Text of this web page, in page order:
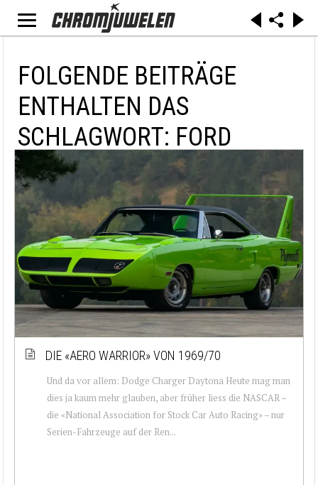
FOLGENDE BEITRÄGE
ENTHALTEN DAS
SCHLAGWORT: FORD
DIE «AERO WARRIOR» VON 1969/70
Und da vor allem: Dodge Charger Daytona Heute mag man
dies ja kaum mehr glauben, aber früher liess die NASCAR –
die «National Association for Stock Car Auto Racing» – nur
Serien-Fahrzeuge auf der Ren...